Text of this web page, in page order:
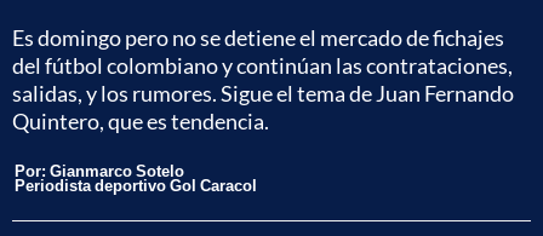
Es domingo pero no se detiene el mercado de fichajes
del fútbol colombiano y continúan las contrataciones,
salidas, y los rumores. Sigue el tema de Juan Fernando
Quintero, que es tendencia.
Por: Gianmarco Sotelo
Periodista deportivo Gol Caracol